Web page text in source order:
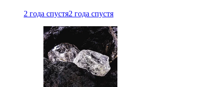
2 года спустя2 года спустя